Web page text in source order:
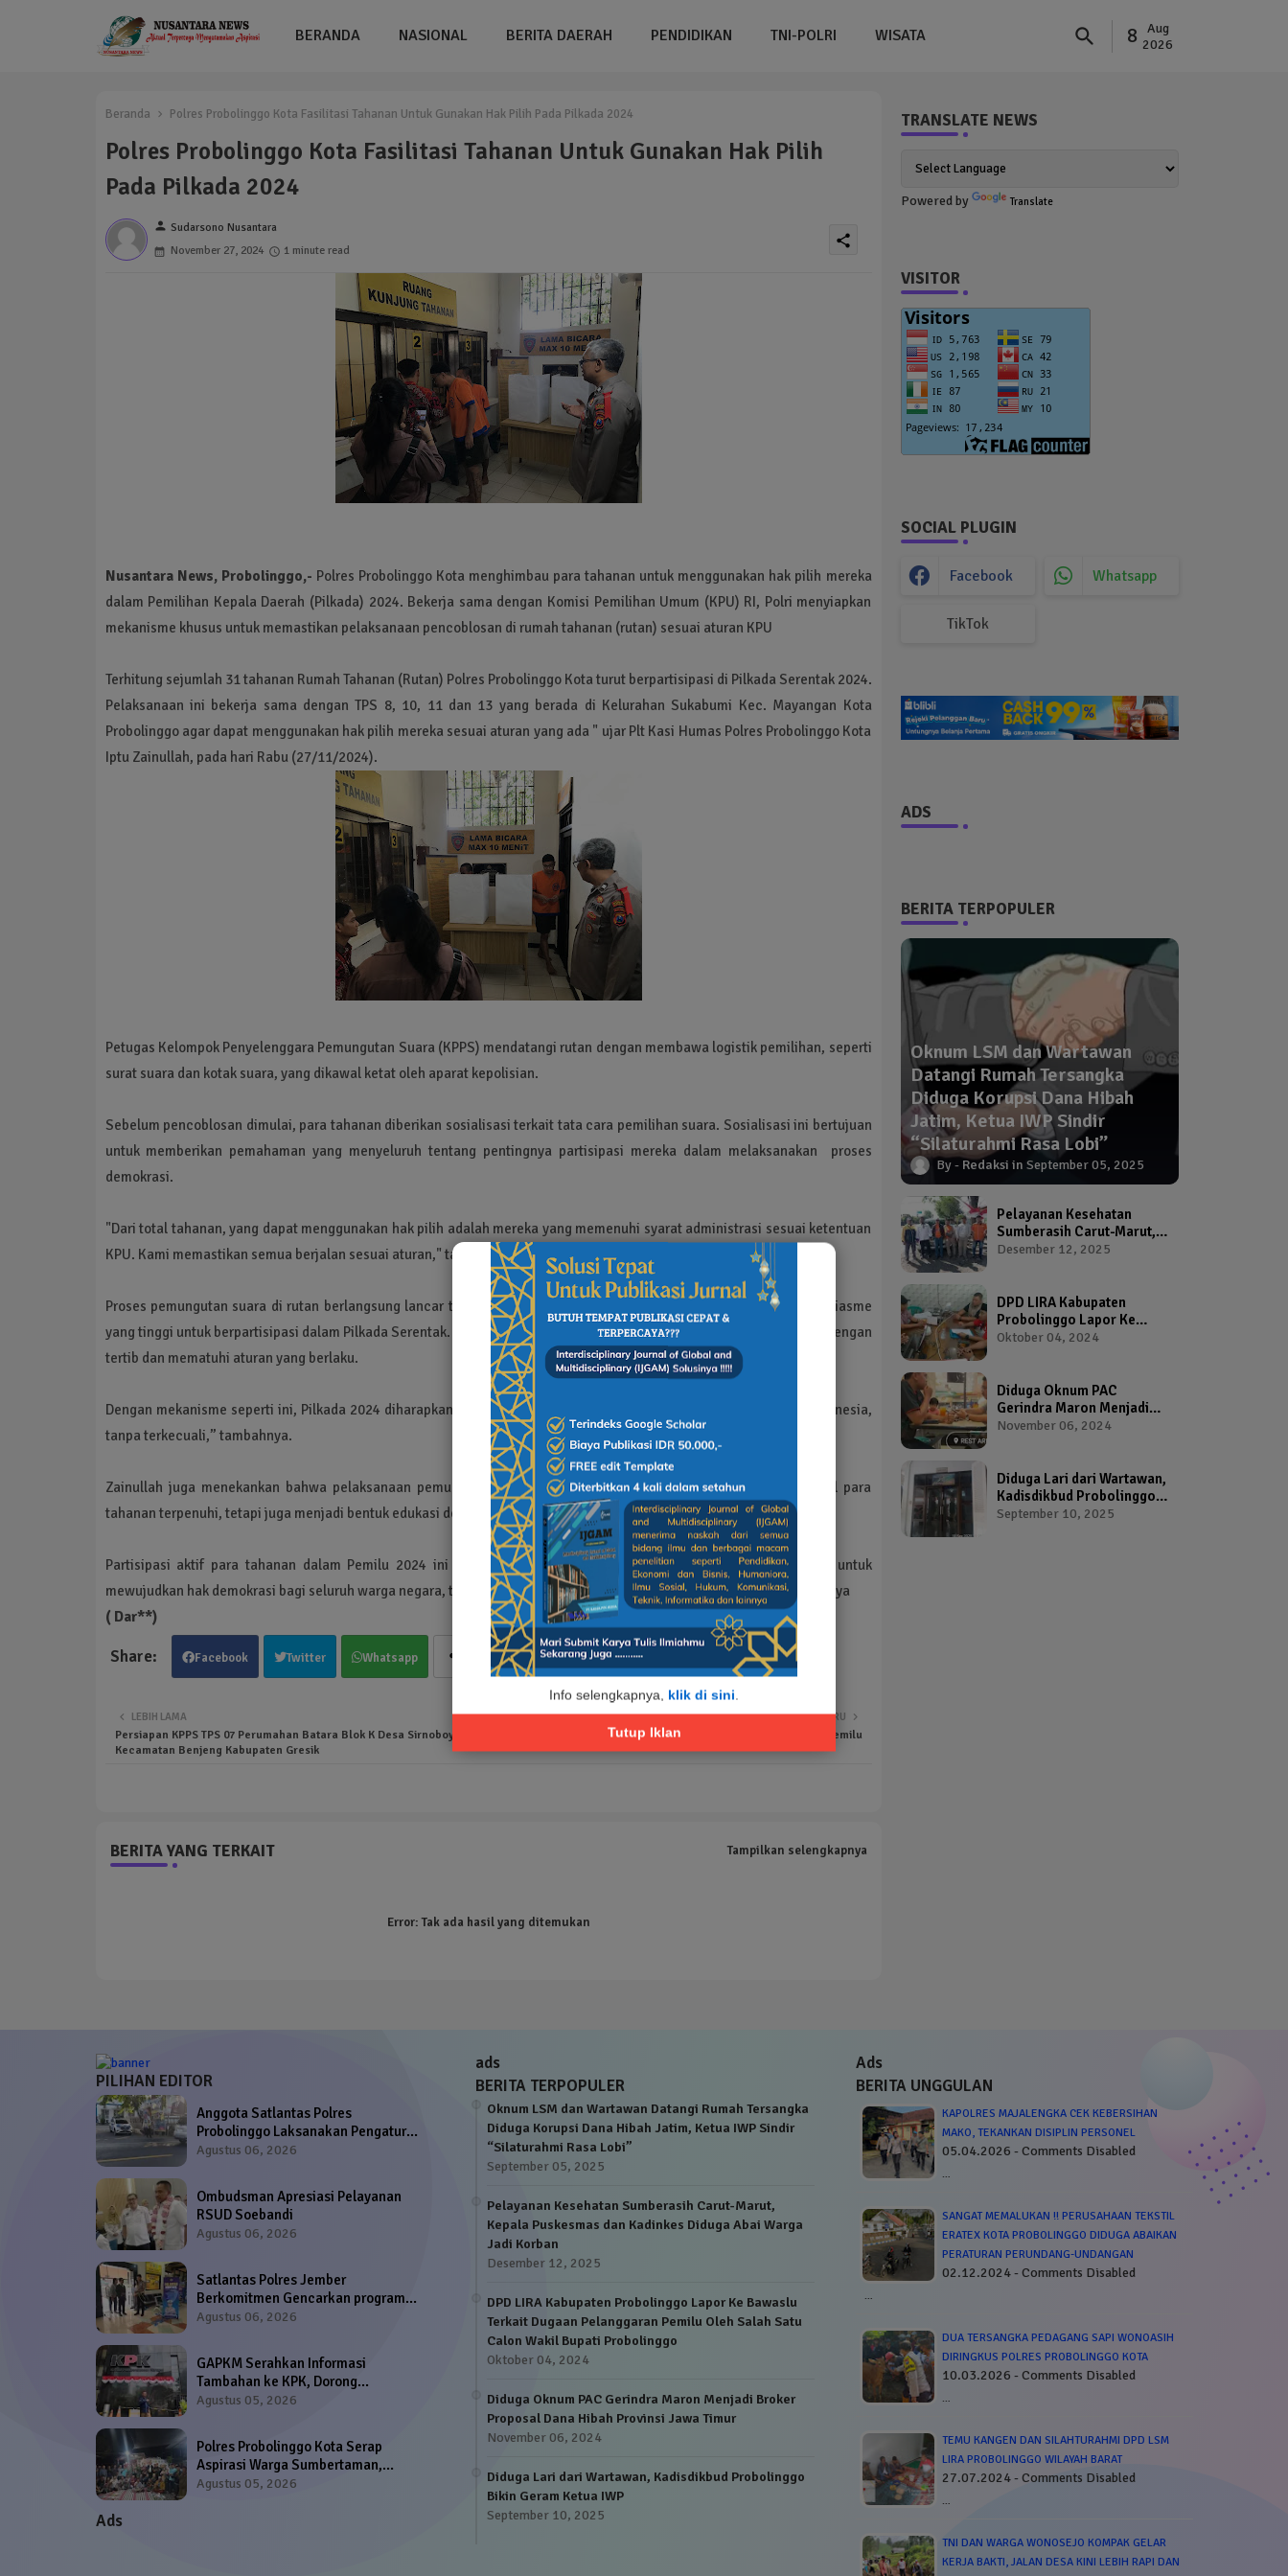
Info selengkapnya, klik di sini
Tutup Iklan
BERANDA NASIONAL BERITA DAERAH PENDIDIKAN TNI-POLRI WISATA 8
Aug
2026
Beranda Polres Probolinggo Kota Fasilitasi Tahanan Untuk Gunakan Hak Pilih Pada Pilkada 2024
Polres Probolinggo Kota Fasilitasi Tahanan Untuk Gunakan Hak Pilih
Pada Pilkada 2024
person Sudarsono Nusantara
November 27, 2024
1 minute read
share
Nusantara News, Probolinggo,- Polres Probolinggo Kota menghimbau para tahanan untuk menggunakan hak pilih mereka
dalam Pemilihan Kepala Daerah (Pilkada) 2024. Bekerja sama dengan Komisi Pemilihan Umum (KPU) RI, Polri menyiapkan
mekanisme khusus untuk memastikan pelaksanaan pencoblosan di rumah tahanan (rutan) sesuai aturan KPU
Terhitung sejumlah 31 tahanan Rumah Tahanan (Rutan) Polres Probolinggo Kota turut berpartisipasi di Pilkada Serentak 2024.
Pelaksanaan ini bekerja sama dengan TPS 8, 10, 11 dan 13 yang berada di Kelurahan Sukabumi Kec. Mayangan Kota
Probolinggo agar dapat menggunakan hak pilih mereka sesuai aturan yang ada " ujar Plt Kasi Humas Polres Probolinggo Kota
Iptu Zainullah, pada hari Rabu (27/11/2024).
Petugas Kelompok Penyelenggara Pemungutan Suara (KPPS) mendatangi rutan dengan membawa logistik pemilihan, seperti
surat suara dan kotak suara, yang dikawal ketat oleh aparat kepolisian.
Sebelum pencoblosan dimulai, para tahanan diberikan sosialisasi terkait tata cara pemilihan suara. Sosialisasi ini bertujuan
untuk memberikan pemahaman yang menyeluruh tentang pentingnya partisipasi mereka dalam melaksanakan proses
demokrasi.
"Dari total tahanan, yang dapat menggunakan hak pilih adalah mereka yang memenuhi syarat administrasi sesuai ketentuan
KPU. Kami memastikan semua berjalan sesuai aturan," tambahnya.
Proses pemungutan suara di rutan berlangsung lancar tanpa kendala berarti. Para tahanan telah menunjukkan antusiasme
yang tinggi untuk berpartisipasi dalam Pilkada Serentak. Di bawah pengawasan ketat, mereka mencoblos surat suara dengan
tertib dan mematuhi aturan yang berlaku.
Dengan mekanisme seperti ini, Pilkada 2024 diharapkan agar dapat menjadi momen inklusif bagi seluruh rakyat Indonesia,
tanpa terkecuali,” tambahnya.
Zainullah juga menekankan bahwa pelaksanaan pemungutan suara ini tidak hanya memastikan hak konstitusional para
tahanan terpenuhi, tetapi juga menjadi bentuk edukasi demokrasi kepada mereka.
Partisipasi aktif para tahanan dalam Pemilu 2024 ini menjadi salah satu bentuk upaya Polres Probolinggo Kota untuk
mewujudkan hak demokrasi bagi seluruh warga negara, termasuk mereka yang tengah menjalani masa tahanan. Tutupnya
( Dar**)
Facebook Twitter Whatsapp
LEBIH BARU
Pj Bupati Probolinggo Gunakan Hak Pilih dan Pantau Proses Pemilu
LEBIH LAMA
Persiapan KPPS TPS 07 Perumahan Batara Blok K Desa Sirnoboyo
Kecamatan Benjeng Kabupaten Gresik
BERITA YANG TERKAIT Tampilkan selengkapnya
Error:Tak ada hasil yang ditemukan
TRANSLATE NEWS
Powered by Translate
VISITOR
SOCIAL PLUGIN
Facebook Whatsapp
TikTok
ADS
BERITA TERPOPULER
Oknum LSM dan Wartawan
Datangi Rumah Tersangka
Diduga Korupsi Dana Hibah
Jatim, Ketua IWP Sindir
“Silaturahmi Rasa Lobi”
Redaksi September 05, 2025
Pelayanan Kesehatan
Sumberasih Carut-Marut,
Kepala Puskesmas dan
Desember 12, 2025
DPD LIRA Kabupaten
Probolinggo Lapor Ke
Bawaslu Terkait Dugaan
Bupati Probolinggo
Oktober 04, 2024
Diduga Oknum PAC
Gerindra Maron Menjadi
Broker Proposal Dana
November 06, 2024
Diduga Lari dari Wartawan,
Kadisdikbud Probolinggo
Bikin Geram Ketua IWP
September 10, 2025
PILIHAN EDITOR
Anggota Satlantas Polres
Probolinggo Laksanakan Pengaturan
Lalu Lintas di Titik Strategis
Agustus 06, 2026
Ombudsman Apresiasi Pelayanan
RSUD Soebandi
Agustus 06, 2026
Satlantas Polres Jember
Berkomitmen Gencarkan program
'Polantas Menyapa' di Samsat dan
Agustus 06, 2026
GAPKM Serahkan Informasi
Tambahan ke KPK, Dorong
Pendalaman Dugaan TPPU dan KWI
Penuhi Syarat Hukum
Agustus 05, 2026
Polres Probolinggo Kota Serap
Aspirasi Warga Sumbertaman,
Perkuat Sinergi Jaga Keamanan
Agustus 05, 2026
Ads
ads
BERITA TERPOPULER
Oknum LSM dan Wartawan Datangi Rumah Tersangka
Diduga Korupsi Dana Hibah Jatim, Ketua IWP Sindir
“Silaturahmi Rasa Lobi”
September 05, 2025
Pelayanan Kesehatan Sumberasih Carut-Marut,
Kepala Puskesmas dan Kadinkes Diduga Abai Warga
Jadi Korban
Desember 12, 2025
DPD LIRA Kabupaten Probolinggo Lapor Ke Bawaslu
Terkait Dugaan Pelanggaran Pemilu Oleh Salah Satu
Calon Wakil Bupati Probolinggo
Oktober 04, 2024
Diduga Oknum PAC Gerindra Maron Menjadi Broker
Proposal Dana Hibah Provinsi Jawa Timur
November 06, 2024
Diduga Lari dari Wartawan, Kadisdikbud Probolinggo
Bikin Geram Ketua IWP
September 10, 2025
Ads
BERITA UNGGULAN
KAPOLRES MAJALENGKA CEK KEBERSIHAN
MAKO, TEKANKAN DISIPLIN PERSONEL
05.04.2026 - Comments Disabled
…
SANGAT MEMALUKAN !! PERUSAHAAN TEKSTIL
ERATEX KOTA PROBOLINGGO DIDUGA ABAIKAN
PERATURAN PERUNDANG-UNDANGAN
02.12.2024 - Comments Disabled
…
DUA TERSANGKA PEDAGANG SAPI WONOASIH
DIRINGKUS POLRES PROBOLINGGO KOTA
10.03.2026 - Comments Disabled
…
TEMU KANGEN DAN SILAHTURAHMI DPD LSM
LIRA PROBOLINGGO WILAYAH BARAT
27.07.2024 - Comments Disabled
…
TNI DAN WARGA WONOSEJO KOMPAK GELAR
KERJA BAKTI, JALAN DESA KINI LEBIH RAPI DAN